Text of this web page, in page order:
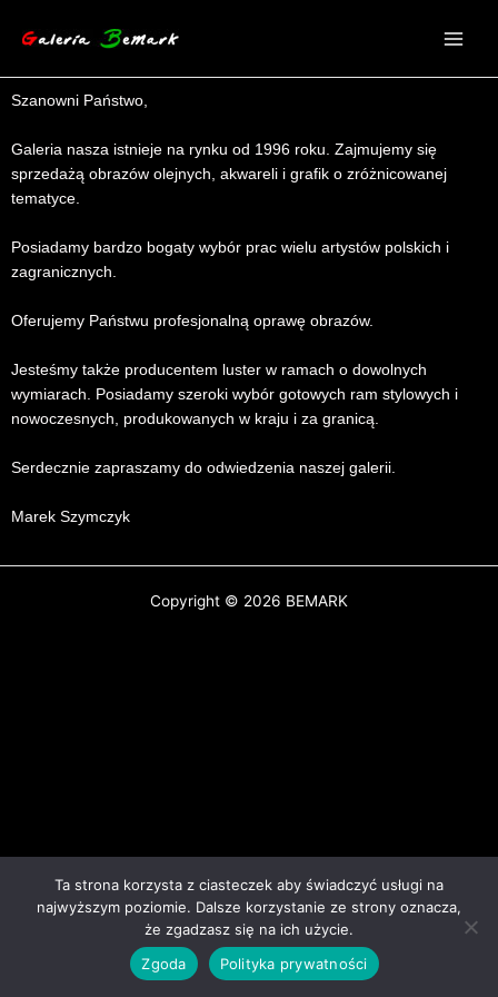
Szanowni Państwo,
Galeria nasza istnieje na rynku od 1996 roku. Zajmujemy się
sprzedażą obrazów olejnych, akwareli i grafik o zróżnicowanej
tematyce.
Posiadamy bardzo bogaty wybór prac wielu artystów polskich i
zagranicznych.
Oferujemy Państwu profesjonalną oprawę obrazów.
Jesteśmy także producentem luster w ramach o dowolnych
wymiarach. Posiadamy szeroki wybór gotowych ram stylowych i
nowoczesnych, produkowanych w kraju i za granicą.
Serdecznie zapraszamy do odwiedzenia naszej galerii.
Marek Szymczyk
Copyright © 2026 BEMARK
Ta strona korzysta z ciasteczek aby świadczyć usługi na
najwyższym poziomie. Dalsze korzystanie ze strony oznacza,
że zgadzasz się na ich użycie.
Zgoda
Polityka prywatności